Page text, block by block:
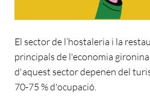
El sector de l’hostaleria i la
principals de l'economia
d'aquest sector depenen del
70-75 % d'ocupació.